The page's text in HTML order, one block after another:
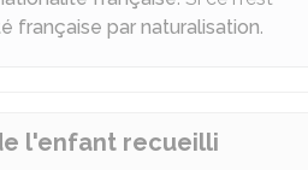
française par naturalisation.
l'enfant recueilli